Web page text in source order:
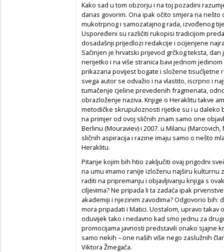
Kako sad u tom obzorju i na toj pozadini
danas govorim. Ona ipak očito smjera na
mukotrpnog i samozatajnog rada, izvođenog
Uspoređeni su različiti rukopisi tradicijom
dosadašnji prijedlozi redakcije i ocijenjene
Sačinjen je hrvatski prijevod grčkog teksta,
nerijetko i na više stranica bavi jednom
prikazana povijest bogate i složene tisućljetne
svega autor se odvažio i na vlastito, iscrpno i
tumačenje cjeline prevedenih fragmenata,
obrazloženje naziva. Knjige o Heraklitu takve
metodičke skrupuloznosti rijetke su i u daleko
na primjer od ovoj sličnih znam samo one
Berlinu (Mouraviev) i 2007. u Milanu
sličnih aspiracija i razine imaju samo o nešto
Heraklitu.
Pitanje kojim bih htio zaključiti ovaj prigodni
na umu imamo ranije izloženu najširu kulturnu
raditi na pripremanju i objavljivanju knjiga s
ciljevima? Ne pripada li ta zadaća ipak
akademiji i njezinim zavodima? Odgovorio bih:
mora pripadati i Matici. Uostalom, upravo takav
oduvijek tako i nedavno kad smo jednu za
promocijama javnosti predstavili onako sjajne
samo nekih – one naših više nego zaslužnih
Viktora Žmegača.